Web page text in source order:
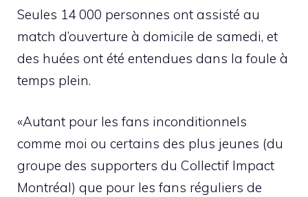
Seules 14 000 personnes ont assisté au
match d’ouverture à domicile de samedi, et
des huées ont été entendues dans la foule à
temps plein.
«Autant pour les fans inconditionnels
comme moi ou certains des plus jeunes (du
groupe des supporters du Collectif Impact
Montréal) que pour les fans réguliers de